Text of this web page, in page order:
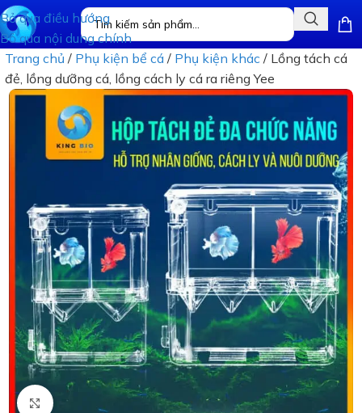
Bỏ qua điều hướng
Bỏ qua nội dung chính
Trang chủ / Phụ kiện bể cá / Phụ kiện khác / Lồng tách cá
đẻ, lồng dưỡng cá, lồng cách ly cá ra riêng Yee
Xem ảnh lớn